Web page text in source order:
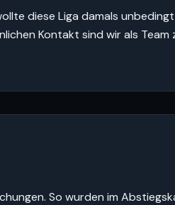
diese Liga damals
Kontakt sind wir als
So wurden im